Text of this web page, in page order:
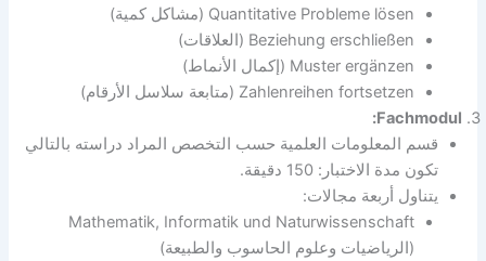
Quantitative Probleme lösen (مشاكل كمية)
Beziehung erschließen (العلاقات)
Muster ergänzen (إكمال الأنماط)
Zahlenreihen fortsetzen (متابعة سلاسل الأرقام)
Fachmodul:
قسم المعلومات العلمية حسب التخصص المراد دراسته بالتالي
تكون مدة الاختبار: 150 دقيقة.
يتناول أربعة مجالات:
Mathematik, Informatik und Naturwissenschaft
(الرياضيات وعلوم الحاسوب والطبيعة)